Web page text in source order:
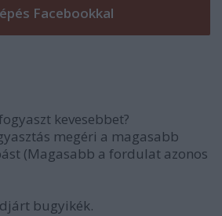
kevesebbet?
megéri a magasabb
(Magasabb a fordulat azonos
bugyikék.